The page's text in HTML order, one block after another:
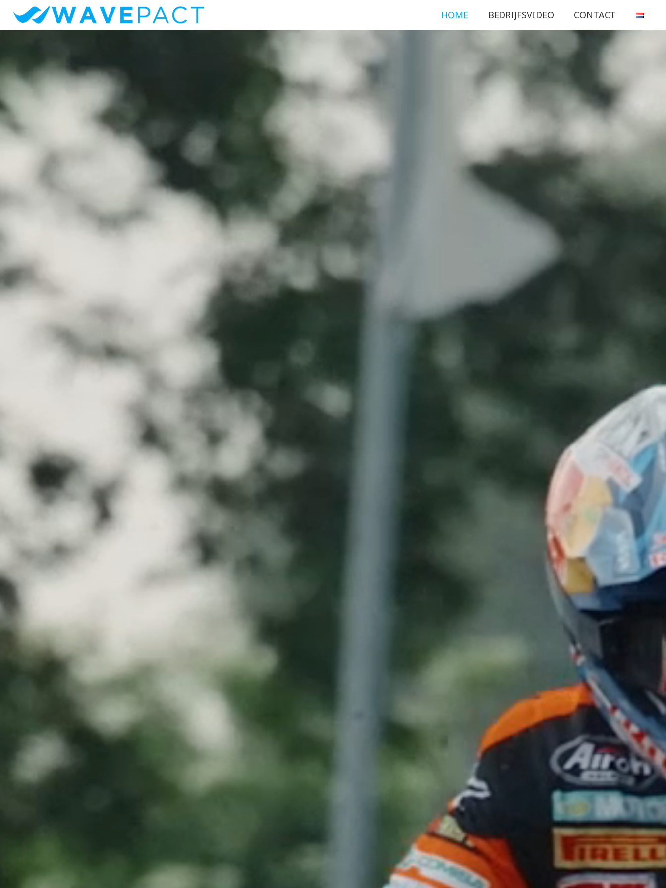
HOME BEDRIJFSVIDEO CONTACT